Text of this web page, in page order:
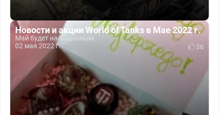
Новости и акции World of Tanks в Мае 2022 г.
Май будет насыщенным.
02 мая 2022 г.
36